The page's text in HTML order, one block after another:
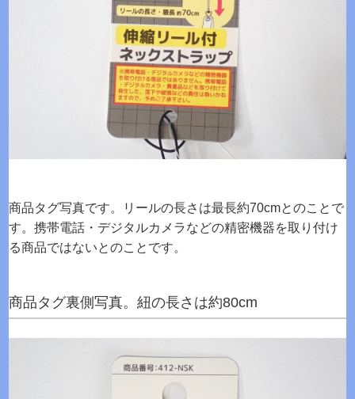
商品タグ写真です。リールの長さは最長約70cmとのことで
す。携帯電話・デジタルカメラなどの精密機器を取り付け
る商品ではないとのことです。
商品タグ裏側写真。紐の長さは約80cm